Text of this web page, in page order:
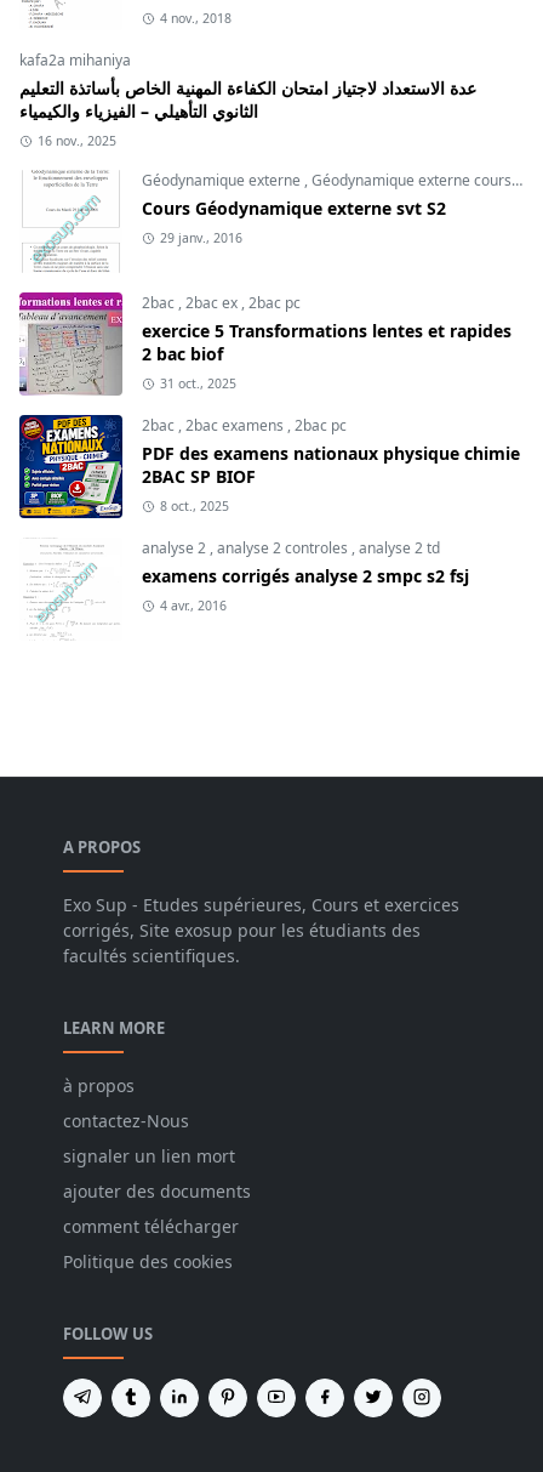
4 nov., 2018
kafa2a mihaniya
عدة الاستعداد لاجتياز امتحان الكفاءة المهنية الخاص بأساتذة التعليم
الثانوي التأهيلي – الفيزياء والكيمياء
16 nov., 2025
Géodynamique externe ,Géodynamique externe cours ,
Cours Géodynamique externe svt S2
29 janv., 2016
2bac ,2bac ex ,2bac pc
exercice 5 Transformations lentes et rapides
2 bac biof
31 oct., 2025
2bac ,2bac examens ,2bac pc
PDF des examens nationaux physique chimie
2BAC SP BIOF
8 oct., 2025
analyse 2 ,analyse 2 controles ,analyse 2 td
examens corrigés analyse 2 smpc s2 fsj
4 avr., 2016
A PROPOS
Exo Sup - Etudes supérieures, Cours et exercices
corrigés, Site exosup pour les étudiants des
facultés scientifiques.
LEARN MORE
à propos
contactez-Nous
signaler un lien mort
ajouter des documents
comment télécharger
Politique des cookies
FOLLOW US